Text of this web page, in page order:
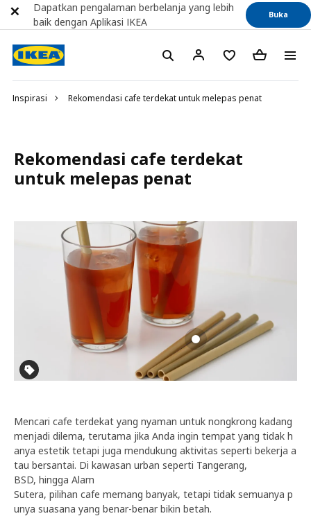
Inspirasi Rekomendasi cafe terdekat untuk melepas penat
Rekomendasi cafe terdekat
untuk melepas penat
Mencari cafe terdekat yang nyaman untuk nongkrong kadang
menjadi dilema, terutama jika Anda ingin tempat yang tidak h
anya estetik tetapi juga mendukung aktivitas seperti bekerja a
tau bersantai. Di kawasan urban seperti Tangerang,
BSD, hingga Alam
Sutera, pilihan cafe memang banyak, tetapi tidak semuanya p
unya suasana yang benar-benar bikin betah.
Dapatkan pengalaman berbelanja yang lebih
baik dengan Aplikasi IKEA
Buka